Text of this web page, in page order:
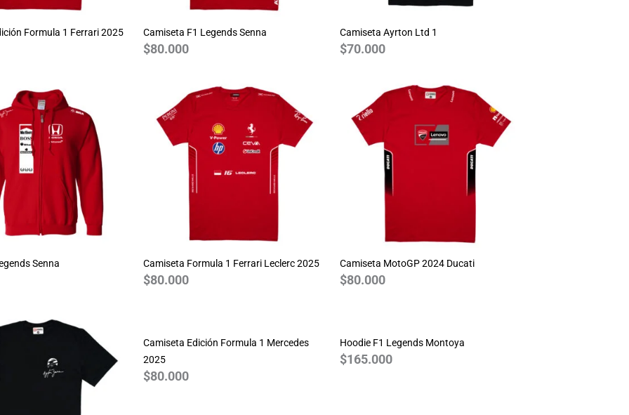
Formula 1 Ferrari 2025 Camiseta F1 Legends Senna
$80.000
Camiseta Ayrton Ltd 1
$70.000
Senna Camiseta Formula 1 Ferrari Leclerc 2025
$80.000
Camiseta MotoGP 2024 Ducati
$80.000
Camiseta Edición Formula 1 Mercedes
2025
$80.000
Hoodie F1 Legends Montoya
$165.000